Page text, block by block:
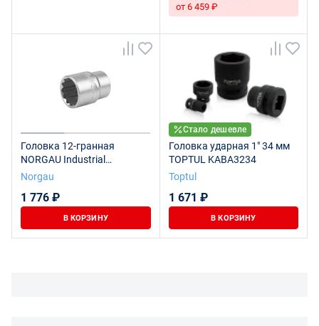
от 6 459 ₽
Головка 12-гранная
NORGAU Industrial
торцевая 3/4", 34 мм, ND32-
Norgau
1 776 ₽
В КОРЗИНУ
Стало дешевле
Головка ударная 1" 34 мм
TOPTUL KABA3234
Toptul
1 671 ₽
В КОРЗИНУ